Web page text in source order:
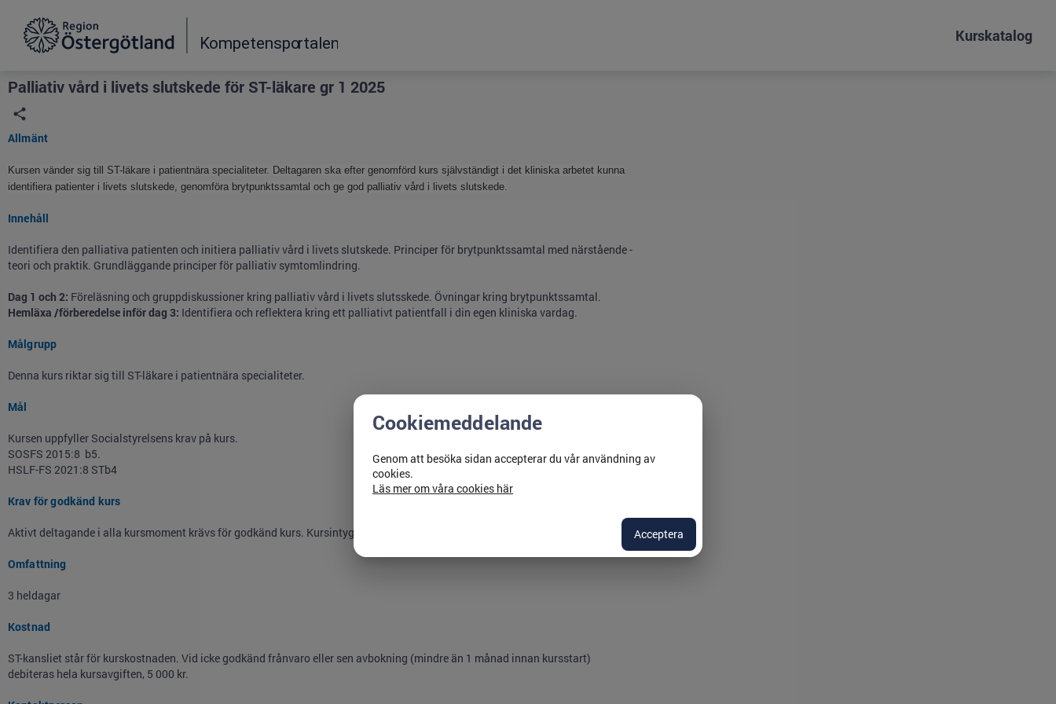
Grade
Portal
Kurskatalog
Palliativ vård i livets slutskede för ST-läkare gr 1 2025
Allmänt
Kursen vänder sig till ST-läkare i patientnära specialiteter. Deltagaren ska efter genomförd kurs självständigt i det kliniska arbetet kunna
identifiera patienter i livets slutskede, genomföra brytpunktssamtal och ge god palliativ vård i livets slutskede.
Innehåll
Identifiera den palliativa patienten och initiera palliativ vård i livets slutskede. Principer för brytpunktssamtal med närstående -
teori och praktik. Grundläggande principer för palliativ symtomlindring.
Dag 1 och 2: Föreläsning och gruppdiskussioner kring palliativ vård i livets slutsskede. Övningar kring brytpunktssamtal.
Hemläxa /förberedelse inför dag 3: Identifiera och reflektera kring ett palliativt patientfall i din egen kliniska vardag.
Målgrupp
Denna kurs riktar sig till ST-läkare i patientnära specialiteter.
Mål
Kursen uppfyller Socialstyrelsens krav på kurs.
SOSFS 2015:8 b5.
HSLF-FS 2021:8 STb4
Krav för godkänd kurs
Aktivt deltagande i alla kursmoment krävs för godkänd kurs. Kursintyg erhålls efter avslutat kurs.
Omfattning
3 heldagar
Kostnad
ST-kansliet står för kurskostnaden. Vid icke godkänd frånvaro eller sen avbokning (mindre än 1 månad innan kursstart)
debiteras hela kursavgiften, 5 000 kr.
Cookiemeddelande
Genom att besöka sidan accepterar du vår användning av
cookies.
Läs mer om våra cookies här
Acceptera